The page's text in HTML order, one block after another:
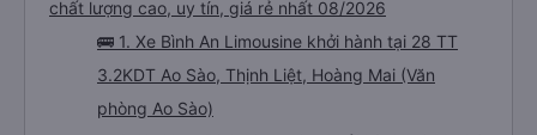
chất lượng cao, uy tín, giá rẻ nhất 08/2026
🚌 1. Xe Bình An Limousine khởi hành tại 28 TT
3.2KDT Ao Sào, Thịnh Liệt, Hoàng Mai (Văn
phòng Ao Sào)